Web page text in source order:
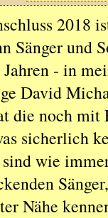
2018
Sänger und
- in
David
die noch mit
sicherlich
wie
Nähe